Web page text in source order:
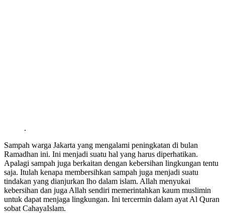
.
Sampah warga Jakarta yang mengalami peningkatan di bulan
Ramadhan ini. Ini menjadi suatu hal yang harus diperhatikan.
Apalagi sampah juga berkaitan dengan kebersihan lingkungan tentu
saja. Itulah kenapa membersihkan sampah juga menjadi suatu
tindakan yang dianjurkan lho dalam islam. Allah menyukai
kebersihan dan juga Allah sendiri memerintahkan kaum muslimin
untuk dapat menjaga lingkungan. Ini tercermin dalam ayat Al Quran
sobat CahayaIslam.